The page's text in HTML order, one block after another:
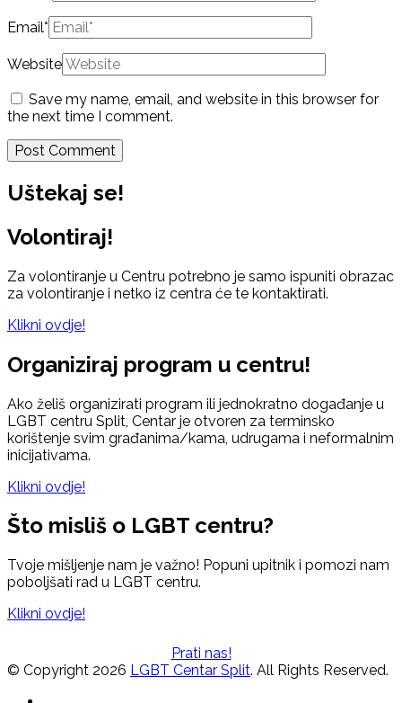
Email*
Website
Save my name, email, and website in this browser for
the next time I comment.
Uštekaj se!
Volontiraj!
Za volontiranje u Centru potrebno je samo ispuniti obrazac
za volontiranje i netko iz centra će te kontaktirati.
Klikni ovdje!
Organiziraj program u centru!
Ako želiš organizirati program ili jednokratno događanje u
LGBT centru Split, Centar je otvoren za terminsko
korištenje svim građanima/kama, udrugama i neformalnim
inicijativama.
Klikni ovdje!
Što misliš o LGBT centru?
Tvoje mišljenje nam je važno! Popuni upitnik i pomozi nam
poboljšati rad u LGBT centru.
Klikni ovdje!
Prati nas!
© Copyright 2026 LGBT Centar Split. All Rights Reserved.